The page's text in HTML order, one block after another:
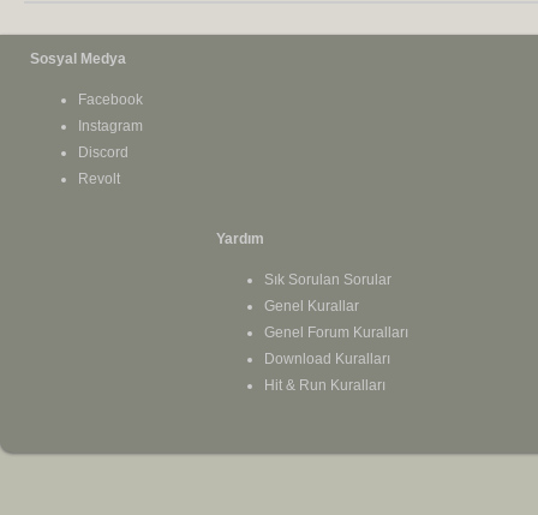
Sosyal Medya
Facebook
Instagram
Discord
Revolt
Yardım
Sık Sorulan Sorular
Genel Kurallar
Genel Forum Kuralları
Download Kuralları
Hit & Run Kuralları